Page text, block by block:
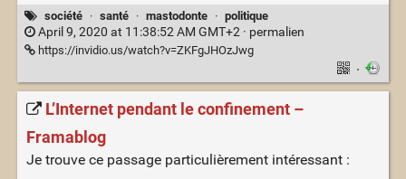
société · santé · mastodonte · politique
April 9, 2020 at 11:38:52 AM GMT+2 · permalien
https://invidio.us/watch?v=ZKFgJHOzJwg
·
L’Internet pendant le confinement –
Framablog
Je trouve ce passage particulièrement intéressant :